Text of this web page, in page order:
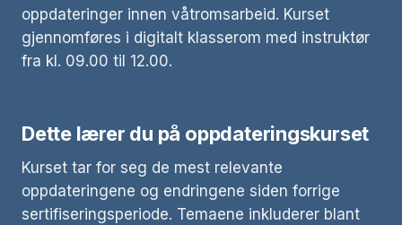
oppdateringer innen våtromsarbeid. Kurset
gjennomføres i digitalt klasserom med instruktør
fra kl. 09.00 til 12.00.
Dette lærer du på oppdateringskurset
Kurset tar for seg de mest relevante
oppdateringene og endringene siden forrige
sertifiseringsperiode. Temaene inkluderer blant